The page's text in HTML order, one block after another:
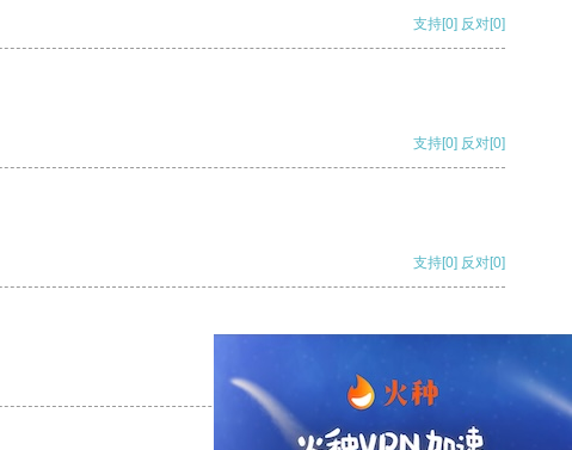
支持[0] 反对[0]
支持[0] 反对[0]
支持[0] 反对[0]
支持